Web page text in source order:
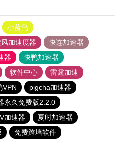
小蓝鸟
风加速度器
快连加速器
器
快鸭加速器
软件中心
雷霆加速
VPN
pigcha加速器
永久免费版2.2.0
加速器
夏时加速器
免费跨墙软件